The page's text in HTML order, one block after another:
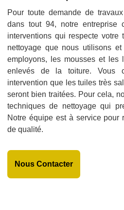
Pour toute demande de
dans tout 94, notre entreprise
interventions qui respecte votre
nettoyage que nous utilisons
employons, les mousses et les
enlevés de la toiture. Vous
intervention que les tuiles très
seront bien traitées. Pour cela,
techniques de nettoyage qui
Notre équipe est à service pour
de qualité.
Nous Contacter